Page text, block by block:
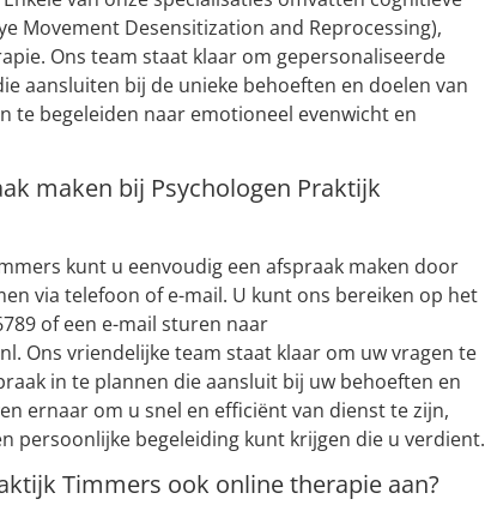
Movement Desensitization and Reprocessing),
Ons team staat klaar om gepersonaliseerde
aansluiten bij de unieke behoeften en doelen van
te begeleiden naar emotioneel evenwicht en
maken bij Psychologen Praktijk
kunt u eenvoudig een afspraak maken door
via telefoon of e-mail. U kunt ons bereiken op het
of een e-mail sturen naar
. Ons vriendelijke team staat klaar om uw vragen te
in te plannen die aansluit bij uw behoeften en
ernaar om u snel en efficiënt van dienst te zijn,
persoonlijke begeleiding kunt krijgen die u verdient.
Timmers ook online therapie aan?